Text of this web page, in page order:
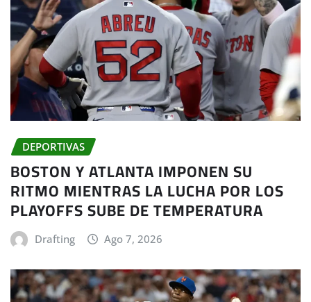
DEPORTIVAS
BOSTON Y ATLANTA IMPONEN SU
RITMO MIENTRAS LA LUCHA POR LOS
PLAYOFFS SUBE DE TEMPERATURA
Drafting Ago 7, 2026